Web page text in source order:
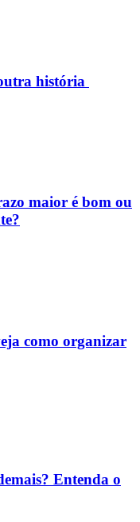
história
maior é bom ou
como organizar
Entenda o